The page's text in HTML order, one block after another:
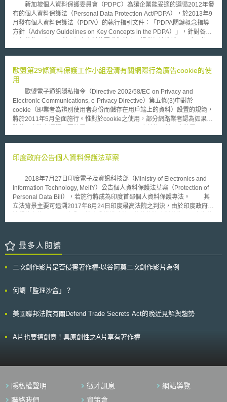
三. 持續更新應用軟體與Apps (一) 消費者應檢查其設備是否可設定自
動更新。 (二) 應安裝最新版本的軟體與Apps。 四. 若接到資安事件
之通知，應採取行動 (一) 於接到資安事件通知後，應訪問製造商網站以
確認其是否提供後續因應措施等資訊。 (二) 定時確認國家安全網路中心
新加坡個人資料保護委員會（PDPC）為讓企業能妥適的遵循2012年發
布的個人資料保護法（Personal Data Protection Act/PDPA），於2013年9
月發布個人資料保護法（PDPA）的執行指引文件：「PDPA關鍵概念指導
方針（Advisory Guidelines on Key Concepts in the PDPA）」，針對各項
例。執行指引文件的發布，是源自於公眾在實際操作法遵要求時，所發生的
件的要求係立基於實用主義及「企業友善（business-friendly）」的理念，
幫助機構調整業務運作流程以及妥善的遵守法律的規定。 執行指引文
識別個人、不拘形式及真實性的資訊；針對「謝絕來電條款（Do not
call）」的遵循方式亦有細緻化的說明；就各項不同的具體子議題，清楚的
提供常識性的措施（Common-Sense Approach）供機構採用，讓法規要求
合乎常理，使個人資料保護與企業因需求而對個人資料進行蒐集、利用和揭
國家在國際傳輸上有較嚴格的限制（必須有相同等級的個人資料保護立法為
後，便能將個人資料進行國際傳輸，這樣較彈性的法制設計讓新加坡有望成
為亞太地區的資料與研究中心樞紐。
歐盟第29條資料保護工作小組澄清有關網際行為廣告cookie的使
用
歐盟電子通訊隱私指令（Directive 2002/58/EC on Privacy and
Electronic Communications, e-Privacy Directive）第五條(3)中對於
cookie（即業者為辨別使用者身份而儲存在用戶端上的資料）設置的規範，
將於2011年5月全面施行。惟對於cookie之使用，部分網路業者認為如果網
需另外取得使用者的同意。針對此點，歐盟第29條資料保護工作小組
行為廣告作出一份意見（Opinion 2/2010 on online behavioural
與使用者上網行為相對應的廣告之用。除非是屬於網路使用者明白要求使用
cookie，或是使用網路服務所『必要』的cookie（例如，沒有cookie就無法
顯示或進行至下一個頁面），則不必先行取得使用者的同意外；其他凡經由
cookie所儲存的資料，均應被視為『個人資料』，使用上必需先行取得網路
見受到許多歐盟及國際之網際出版、廣告及商務業者的反彈，業者表示所蒐
集的資料並非可辨認性或敏感性資料，此規範的執行將會嚴重衝擊到廣告產
業的收益，建議採行自律規範或使用行為守則來取代上述規定。 由於
印度政府公告個人資料保護法草案
2018年7月27日印度電子及資訊科技部（Ministry of Electronics and
Information Technology, MeitY）公告個人資料保護法草案（Protection of
Personal Data Bill），若施行將成為印度首部個人資料保護專法。 其
立法背景主要可追溯2017年8月24日印度最高法院之判決，由於印度政府立
及虹膜等生物辨識，國民在進行退稅、社會補助、使用福利措施等行為時都
院最後以隱私權為印度憲法第21條「個人享有決定生活與自由權利」之保護
內涵，進而認為國民有資料自主權，能決定個人資料應如何被蒐集、處理與
有義務提出個人資料專法以保護國民之個人資料。此判決結果迫使印度政府
保護法草案。 草案全文共112條，分為15章節。主要重點架構說明如
質，具有獨立調查權以及行政檢查權力。 對於敏感個人資料（Sensitive
兒童之敏感個人資料保護。其中草案第18條規定蒐集、處理與利用敏感個人
資料前，必須獲得資料主體者（Data principal）之明確同意（Explicit
權（Right to correction）、資料可攜權（Right to data portability）及被遺
忘權（Right to be forgotten）等權利。 導入隱私保護設計（Privacy by
最多人閱讀
二次創作影片是否侵害著作權-以谷阿莫二次創作影片為例
何謂「監理沙盒」？
美國聯邦法院有關Defend Trade Secrets Act的晚近見解與趨勢
A片也要搞創意！具原創性之A片享有著作權
隱私權聲明 徵才訊息
網站導覽
聯絡我們
資策會